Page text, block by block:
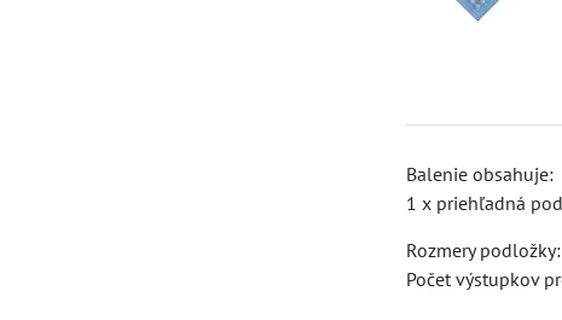
Balenie obsahuje:
1 x priehľadná
Rozmery
Počet výstupkov